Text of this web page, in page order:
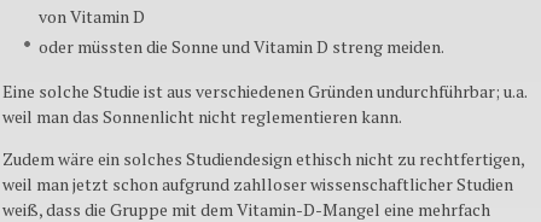
von Vitamin D
oder müssten die Sonne und Vitamin D streng meiden.
Eine solche Studie ist aus verschiedenen Gründen undurchführbar; u.a.
weil man das Sonnenlicht nicht reglementieren kann.
Zudem wäre ein solches Studiendesign ethisch nicht zu rechtfertigen,
weil man jetzt schon aufgrund zahlloser wissenschaftlicher Studien
weiß, dass die Gruppe mit dem Vitamin-D-Mangel eine mehrfach